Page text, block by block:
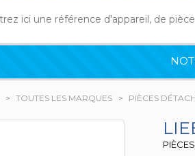
TOUTES LES MARQUES PIÈCES